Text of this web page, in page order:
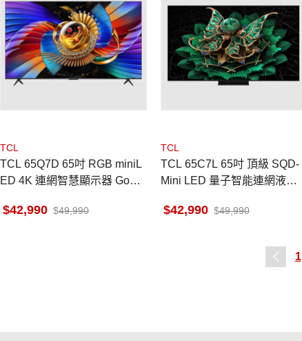
TCL
TCL 65Q7D 65吋 RGB miniL
ED 4K 連網智慧顯示器 Googl
42,990 49,990
TCL
TCL 65C7L 65吋 頂級 SQD-
Mini LED 量子智能連網液晶
42,990 49,990
1